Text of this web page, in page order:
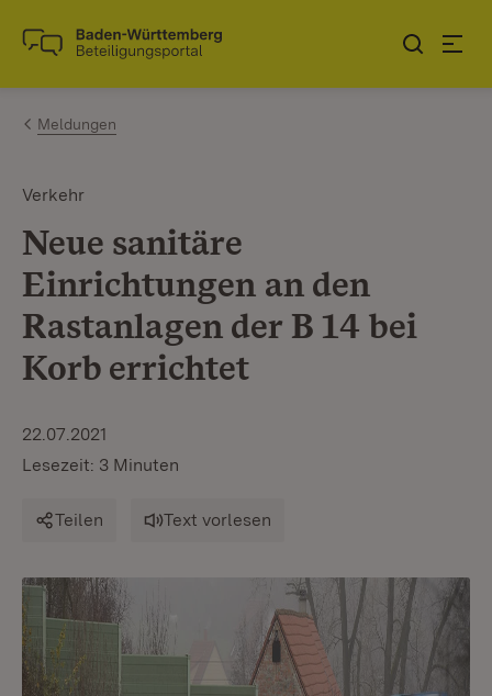
Zum Inhalt springen
Link zur Startseite
Meldungen
Verkehr
Neue sanitäre
Einrichtungen an den
Rastanlagen der B 14 bei
Korb errichtet
22.07.2021
Lesezeit: 3 Minuten
Teilen Text vorlesen